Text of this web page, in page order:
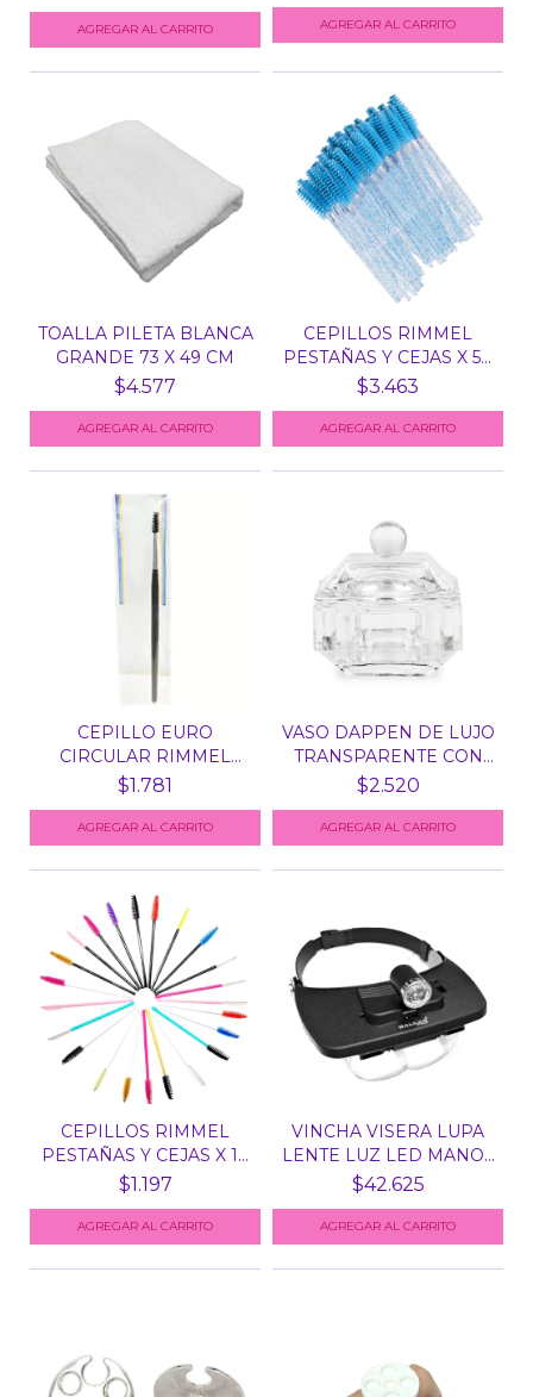
TOALLA PILETA BLANCA
GRANDE 73 X 49 CM
$4.577
CEPILLOS RIMMEL
PESTAÑAS Y CEJAS X 50
UN...
$3.463
CEPILLO EURO
CIRCULAR RIMMEL
PARA MAQUIL...
$1.781
VASO DAPPEN DE LUJO
TRANSPARENTE CON
TAP...
$2.520
AGREGAR AL CARRITO
CEPILLOS RIMMEL
PESTAÑAS Y CEJAS X 10
UN...
$1.197
VINCHA VISERA LUPA
LENTE LUZ LED MANOS
L...
$42.625